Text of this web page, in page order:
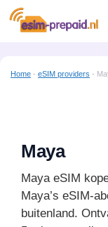
Ga
naar
Home - eSIM providers -
Maya
Maya eSIM
Maya’s eSIM-
buitenland.